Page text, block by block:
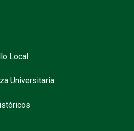
Local
Universitaria